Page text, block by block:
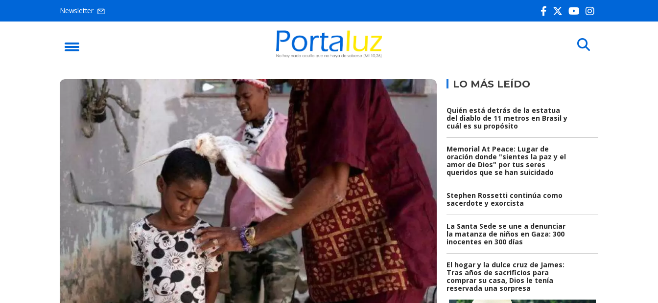
Newsletter
LO MÁS LEÍDO
Quién está detrás de la estatua
del diablo de 11 metros en Brasil y
cuál es su propósito
Memorial At Peace: Lugar de
oración donde "sientes la paz y el
amor de Dios" por tus seres
queridos que se han suicidado
Stephen Rossetti continúa como
sacerdote y exorcista
La Santa Sede se une a denunciar
la matanza de niños en Gaza: 300
inocentes en 300 días
El hogar y la dulce cruz de James:
Tras años de sacrificios para
comprar su casa, Dios le tenía
reservada una sorpresa